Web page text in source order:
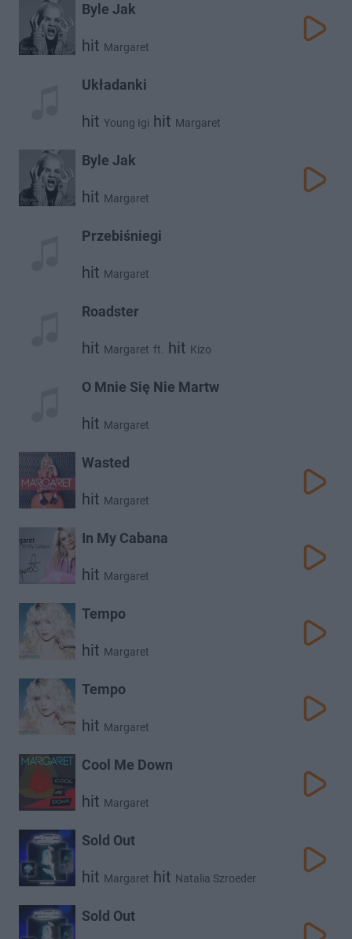
Byle Jak
hit Margaret
Układanki
hit Young Igi hit Margaret
Byle Jak
hit Margaret
Przebiśniegi
hit Margaret
Roadster
hit Margaret ft. hit Kizo
O Mnie Się Nie Martw
hit Margaret
Wasted
hit Margaret
In My Cabana
hit Margaret
Tempo
hit Margaret
Tempo
hit Margaret
Cool Me Down
hit Margaret
Sold Out
hit Margaret hit Natalia Szroeder
Sold Out